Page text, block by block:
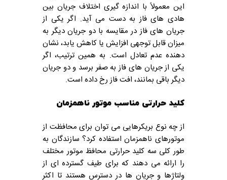
این معمولاً با اندازه گیری اختلاف جریان بین
هادی های فاز به دست می آید. اگر یکی از
جریان های فاز در مقایسه با دو جریان دیگر به
میزان قابل توجهی افزایش یا کاهش یابد، نشان
دهنده عدم تعادل است. به همین ترتیب، اگر
یکی از جریان های فاز به صفر برسد و دو جریان
دیگر باقی بمانند، افت فاز رخ داده است.
کلید حرارتی مناسب موتور ناهمزمان
از چه نوع بریکرهایی می توان برای محافظت از
موتورهای ناهمزمان استفاده کرد؟ سازندگان به
طور کلی سه کلید حرارتی محافظ موتور مختلف
را ارائه می دهند که برای طیف گسترده ای از
ولتاژها و جریان ها در دسترس هستند تا اکثر